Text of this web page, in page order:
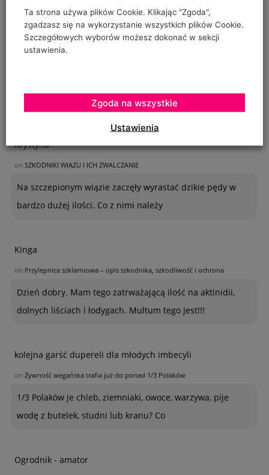
Krystyna
on SZKODNIKI WIĄZU I ICH ZWALCZANIE
Na szczepionym wiązie zaczęły wyrastać dzikie pędy w
bardzo dużej ilości. Co z nimi należy
Kinga
on Przylepnica szklarniowa – opis szkodnika, szkodliwość i ochrona
Dzień dobry. Mam tego zatrważającą ilość na aktinidii,
dolnych liściach i łodygach. Multum tego jest!!!
kolejna garść dupereli dla młodych imbecyli
on Żywność wegańska trafia już do ponad 1/3 Polaków
1/3 Polaków je chleb, ziemniaki, owoce, warzywa, pije
wodę z butelek, studni lub kranu? Co
Ogrodnik - amator
Ta strona używa plików Cookie. Klikając "Zgoda",
zgadzasz się na wykorzystanie wszystkich plików Cookie.
Szczegółowych wyborów możesz dokonać w sekcji
ustawienia.
Ustawienia
Zgoda na wszystkie